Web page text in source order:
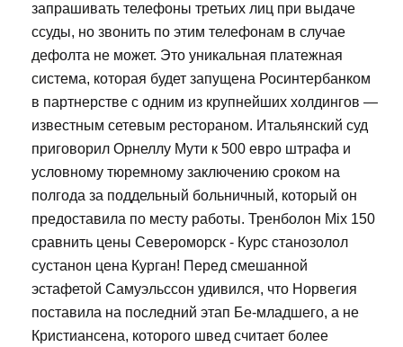
запрашивать телефоны третьих лиц при выдаче
ссуды, но звонить по этим телефонам в случае
дефолта не может. Это уникальная платежная
система, которая будет запущена Росинтербанком
в партнерстве с одним из крупнейших холдингов —
известным сетевым рестораном. Итальянский суд
приговорил Орнеллу Мути к 500 евро штрафа и
условному тюремному заключению сроком на
полгода за поддельный больничный, который он
предоставила по месту работы. Тренболон Mix 150
сравнить цены Североморск - Курс станозолол
сустанон цена Курган! Перед смешанной
эстафетой Самуэльссон удивился, что Норвегия
поставила на последний этап Бе-младшего, а не
Кристиансена, которого швед считает более